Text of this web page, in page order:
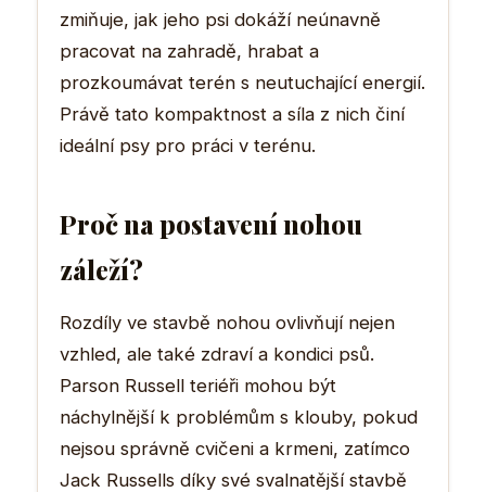
zmiňuje, jak jeho psi dokáží neúnavně
pracovat na zahradě, hrabat a
prozkoumávat terén s neutuchající energií.
Právě tato kompaktnost a síla z nich činí
ideální psy pro práci v terénu.
Proč na postavení nohou
záleží?
Rozdíly ve stavbě nohou ovlivňují nejen
vzhled, ale také zdraví a kondici psů.
Parson Russell teriéři mohou být
náchylnější k problémům s klouby, pokud
nejsou správně cvičeni a krmeni, zatímco
Jack Russells díky své svalnatější stavbě